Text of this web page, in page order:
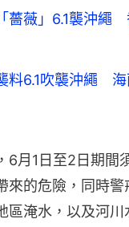
薔薇」6.1襲沖繩
料6.1吹襲沖繩
6月1日至2日期間
來的危險，同時
區淹水，以及河